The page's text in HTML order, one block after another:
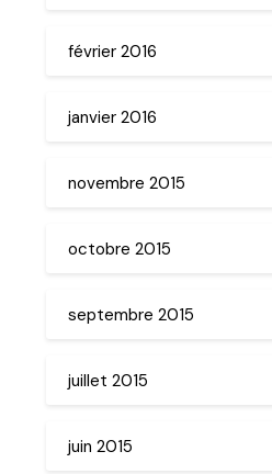
février 2016
janvier 2016
novembre 2015
octobre 2015
septembre 2015
juillet 2015
juin 2015